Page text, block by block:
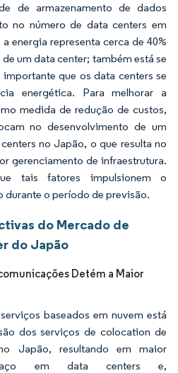
de armazenamento de dados
no número de data centers em
energia representa cerca de 40%
um data center; também está se
que os data centers se
energética. Para melhorar a
medida de redução de custos,
no desenvolvimento de um
no Japão, o que resulta no
gerenciamento de infraestrutura.
tais fatores impulsionem o
o período de previsão.
do Mercado de
do Japão
Detém a Maior
baseados em nuvem está
dos serviços de colocation de
Japão, resultando em maior
em data centers e,